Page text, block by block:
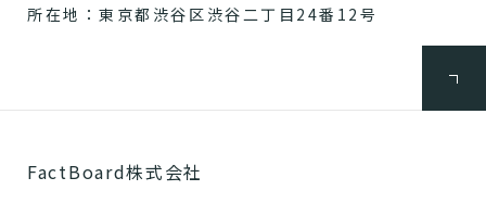
所在地：東京都渋谷区渋谷二丁目24番12号
FactBoard株式会社